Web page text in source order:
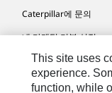
Caterpillar에 문의
내 마케팅 기본 설정
사이트 맵
Cookie Settings
This site uses
experience.
function, while